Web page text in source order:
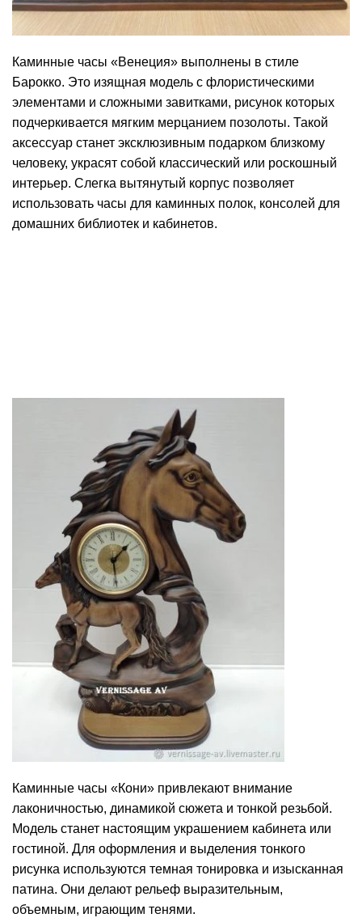
Каминные часы «Венеция» выполнены в стиле
Барокко. Это изящная модель с флористическими
элементами и сложными завитками, рисунок которых
подчеркивается мягким мерцанием позолоты. Такой
аксессуар станет эксклюзивным подарком близкому
человеку, украсят собой классический или роскошный
интерьер. Слегка вытянутый корпус позволяет
использовать часы для каминных полок, консолей для
домашних библиотек и кабинетов.
Каминные часы «Кони» привлекают внимание
лаконичностью, динамикой сюжета и тонкой резьбой.
Модель станет настоящим украшением кабинета или
гостиной. Для оформления и выделения тонкого
рисунка используются темная тонировка и изысканная
патина. Они делают рельеф выразительным,
объемным, играющим тенями.